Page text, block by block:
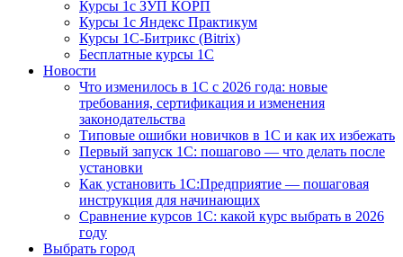
Курсы 1с ЗУП КОРП
Курсы 1с Яндекс Практикум
Курсы 1С-Битрикс (Bitrix)
Бесплатные курсы 1С
Новости
Что изменилось в 1С с 2026 года: новые
требования, сертификация и изменения
законодательства
Типовые ошибки новичков в 1С и как их избежать
Первый запуск 1С: пошагово — что делать после
установки
Как установить 1С:Предприятие — пошаговая
инструкция для начинающих
Сравнение курсов 1С: какой курс выбрать в 2026
году
Выбрать город